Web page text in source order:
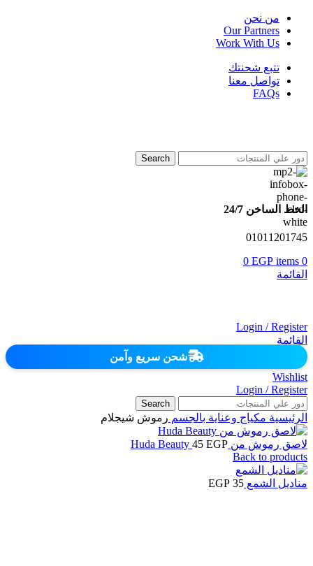
من نحن
Our Partners
Work With Us
تتبع شحنتك
تواصل معنا
FAQs
Search
الخط الساخن 24/7
01011201745
0
items
0 EGP
القائمة
Login / Register
القائمة
شحن سريع وآمن
Wishlist
Login / Register
Search
الرئيسية مكياج وعناية بالجسم رموش شيجلام
لاصق رموش من Huda Beauty 45 EGP
Back to products
مناديل الشمع 35
EGP